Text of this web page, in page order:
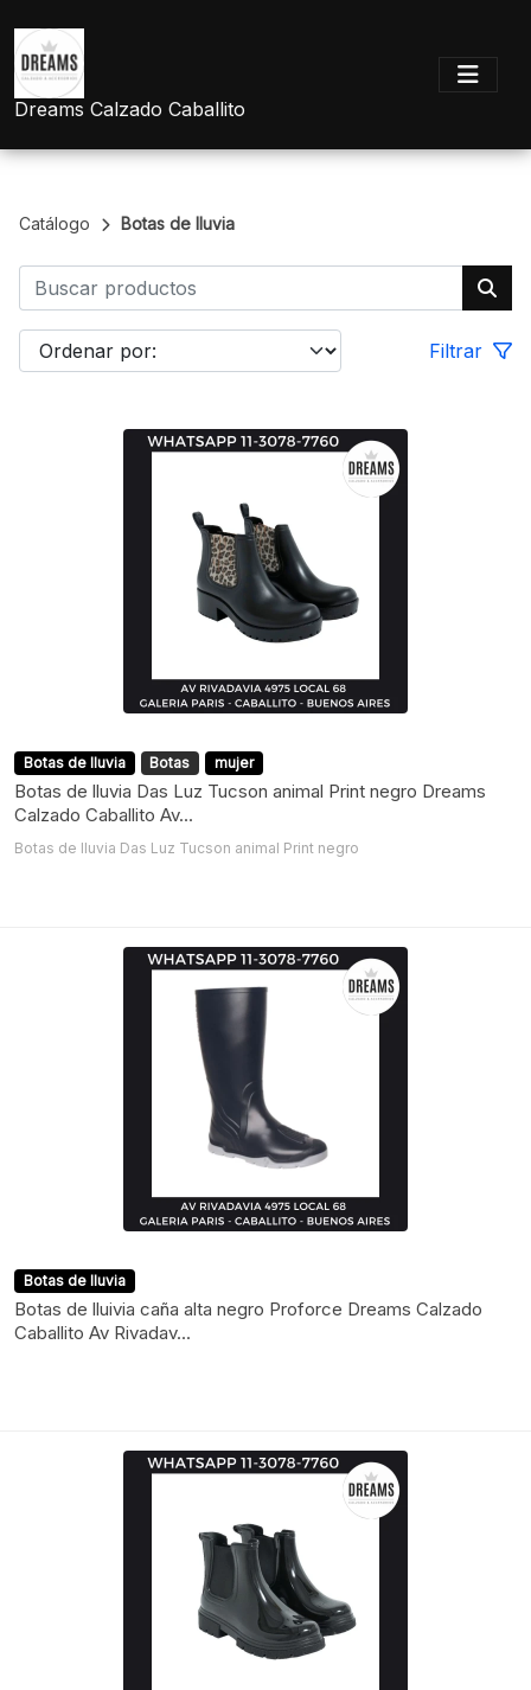
Dreams Calzado Caballito
Catálogo Botas de lluvia
Filtrar
Botas de lluvia Botas mujer
Botas de lluvia Das Luz Tucson animal Print negro Dreams
Calzado Caballito Av...
Botas de lluvia Das Luz Tucson animal Print negro
Botas de lluvia
Botas de lluivia caña alta negro Proforce Dreams Calzado
Caballito Av Rivadav...